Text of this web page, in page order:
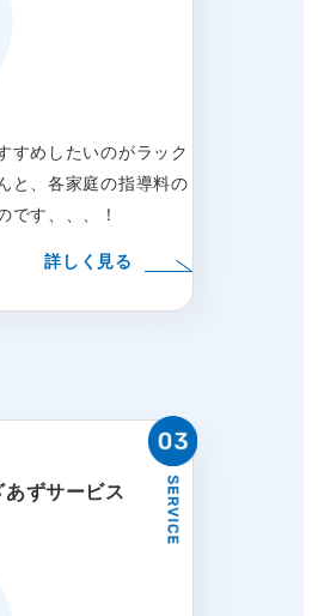
すめしたいのがラック
と、各家庭の指導料の
です、、、！
詳しく見る
あずサービス